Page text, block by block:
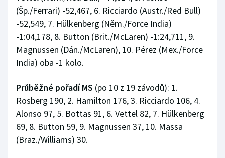
(Šp./Ferrari) -52,467, 6. Ricciardo (Austr./Red Bull)
-52,549, 7. Hülkenberg (Něm./Force India)
-1:04,178, 8. Button (Brit./McLaren) -1:24,711, 9.
Magnussen (Dán./McLaren), 10. Pérez (Mex./Force
India) oba -1 kolo.
Průběžné pořadí MS (po 10 z 19 závodů): 1.
Rosberg 190, 2. Hamilton 176, 3. Ricciardo 106, 4.
Alonso 97, 5. Bottas 91, 6. Vettel 82, 7. Hülkenberg
69, 8. Button 59, 9. Magnussen 37, 10. Massa
(Braz./Williams) 30.